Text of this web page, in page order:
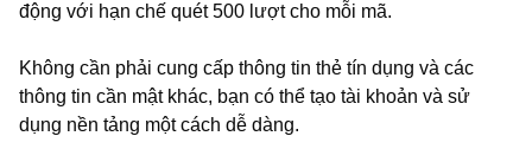
động với hạn chế quét 500 lượt cho mỗi mã.
Không cần phải cung cấp thông tin thẻ tín dụng và các
thông tin cần mật khác, bạn có thể tạo tài khoản và sử
dụng nền tảng một cách dễ dàng.